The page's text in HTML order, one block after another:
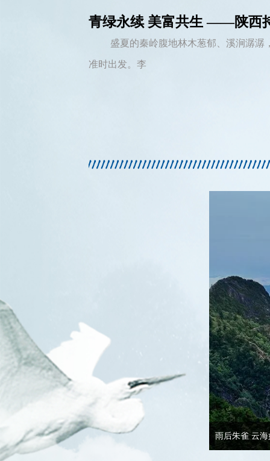
青绿永续 美富共生 ——陕西
盛夏的秦岭腹地林木葱郁、溪涧潺潺
准时出发。李
雨后朱雀 云海